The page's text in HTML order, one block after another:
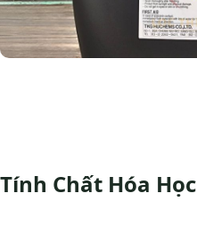
Tính Chất Hóa Học